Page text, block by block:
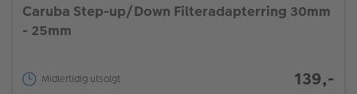
Caruba Step-up/Down Filteradapterring 30mm
- 25mm
Midlertidig utsolgt 139,-